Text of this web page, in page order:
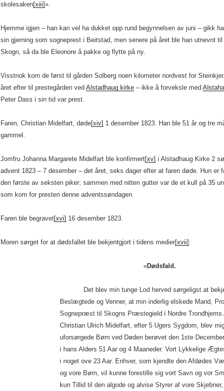
skolesaken[xiii]».
Hjemme igjen – han kan vel ha dukket opp rund begynnelsen av juni – gikk
sin gjerning som sogneprest i Beitstad, men senere på året ble han utnevnt til
Skogn, så da ble Eleonore å pakke og flytte på ny.
Visstnok kom de først til gården Solberg noen kilometer nordvest for
året efter til prestegården ved Alstadhaug kirke– ikke å forveksle med
Peter Dass i sin tid var prest.
Faren, Christian Midelfart, døde[xiv] 1 desember 1823. Han ble 51 år og tre
gammel.
Jomfru Johanna Margarete Midelfart ble konfirmert[xv] i Alstadhaug Kirke 2
advent 1823 – 7 desember – det året, seks dager efter at faren døde. Hun er
den første av seksten piker; sammen med nitten gutter var de et kull på 35
som kom for presten denne adventssøndagen.
Faren ble begravet[xvi] 16 desember 1823.
Moren sørget for at dødsfallet ble bekjentgjort i tidens medier[xvii] :
«Dødsfald.
Det blev min tunge Lod herved sørgeligst at
Beslægtede og Venner, at min inderlig elskede Mand,
Sognepræst til Skogns Præstegield i Nordre Trondhjems
Christian Ulrich Midelfart, efter 5 Ugers Sygdom, blev
uforsørgede Børn ved Døden berøvet den 1ste
i hans Alders 51 Aar og 4 Maaneder. Vort Lykkelige
i noget ove 23 Aar. Enhver, som kjendte den Afdødes
og vore Børn, vil kunne forestille sig vort Savn og vor
kun Tillid til den algode og alvise Styrer af vore